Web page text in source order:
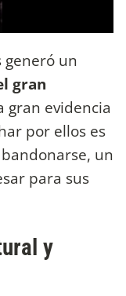
generó un
gran
gran evidencia
por ellos es
un
para sus
y